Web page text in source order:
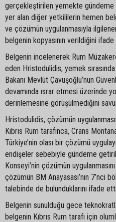
gerçekleştirilen yemekte
yer alan diğer yetkililerin hemen
ve çözümün uygulanmasıyla
belgenin kopyasının verildiğini
Belgenin incelenerek Rum
eden Hristodulidis, yemek
Bakanı Mevlüt Çavuşoğlu’nun
devamında ısrar etmesi üzerinde
derinlemesine görüşülmediğini
Hristodulidis, çözümün
Kıbrıs Rum tarafınca, Crans
Türkiye’nin olası bir çözümü
endişeler sebebiyle gündeme
Konseyi’nin çözümün
çözümün BM Anayasası’nın 7’nci
talebinde de bulunduklarını ifade
Belgenin sunulduğu gece
belgenin Kıbrıs Rum tarafı için